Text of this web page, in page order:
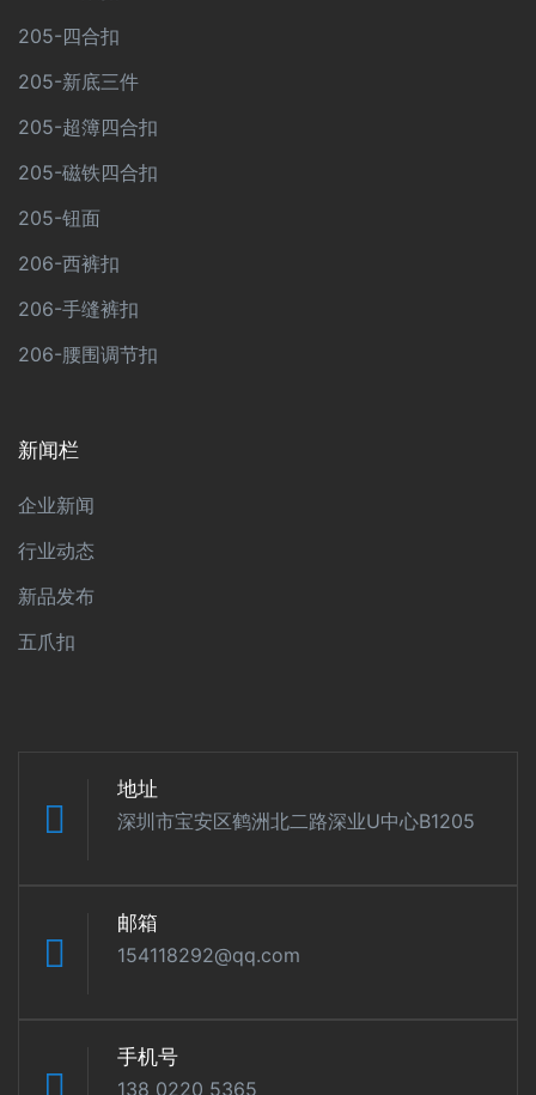
205-四合扣
205-新底三件
205-超簿四合扣
205-磁铁四合扣
205-钮面
206-西裤扣
206-手缝裤扣
206-腰围调节扣
新闻栏
企业新闻
行业动态
新品发布
五爪扣
地址
深圳市宝安区鹤洲北二路深业U中心B1205
邮箱
154118292@qq.com
手机号
138 0220 5365